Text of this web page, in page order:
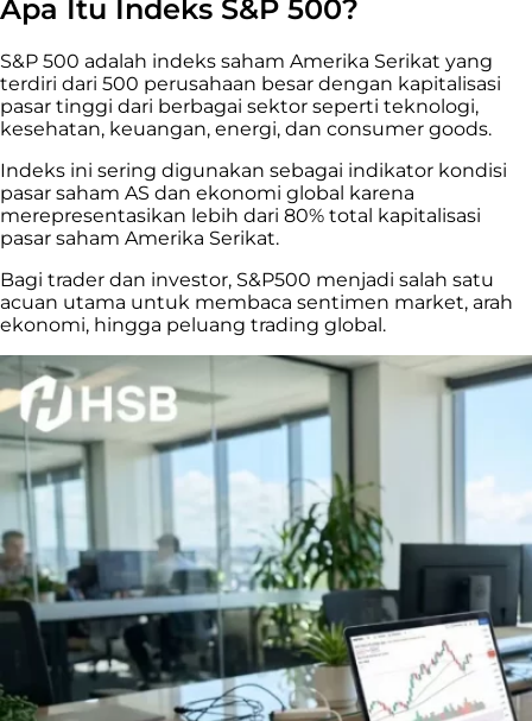
Apa Itu Indeks S&P 500?
S&P 500 adalah indeks saham Amerika Serikat yang
terdiri dari 500 perusahaan besar dengan kapitalisasi
pasar tinggi dari berbagai sektor seperti teknologi,
kesehatan, keuangan, energi, dan consumer goods.
Indeks ini sering digunakan sebagai indikator kondisi
pasar saham AS dan ekonomi global karena
merepresentasikan lebih dari 80% total kapitalisasi
pasar saham Amerika Serikat.
Bagi trader dan investor, S&P500 menjadi salah satu
acuan utama untuk membaca sentimen market, arah
ekonomi, hingga peluang trading global.